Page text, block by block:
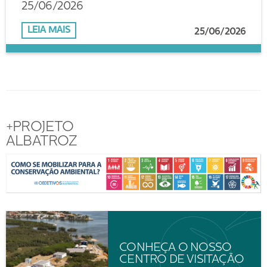
25/06/2026
25/06/2026
LEIA MAIS
+PROJETO
ALBATROZ
CONHEÇA O NOSSO
CENTRO DE VISITAÇÃO